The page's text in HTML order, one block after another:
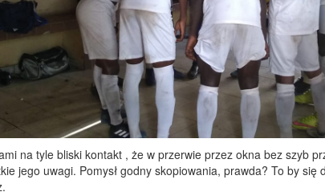
na tyle bliski kontakt , że w przerwie przez okna bez szyb
jego uwagi. Pomysł godny skopiowania, prawda? To by się